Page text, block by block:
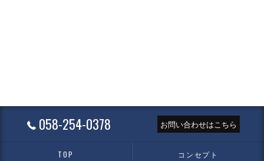
058-254-0378 お問い合わせはこちら
TOP コンセプト